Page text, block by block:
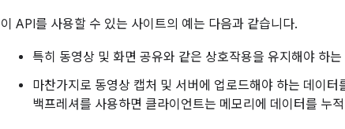
이 API를 사용할 수 있는 사이트의 예는 다음과 같습니다.
특히 동영상 및 화면 공유와 같은 상호작용을 유지해야 하
마찬가지로 동영상 캡처 및 서버에 업로드해야 하는 데이
백프레셔를 사용하면 클라이언트는 메모리에 데이터를 누